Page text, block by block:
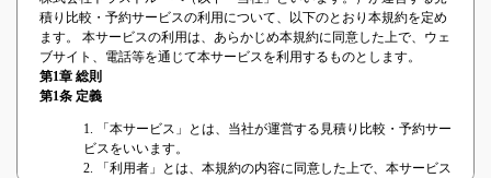
積り比較・予約サービスの利用について、以下のとおり本規約を定め
ます。 本サービスの利用は、あらかじめ本規約に同意した上で、ウェ
ブサイト、電話等を通じて本サービスを利用するものとします。
第1章 総則
第1条 定義
1. 「本サービス」とは、当社が運営する見積り比較・予約サー
ビスをいいます。
2. 「利用者」とは、本規約の内容に同意した上で、本サービス